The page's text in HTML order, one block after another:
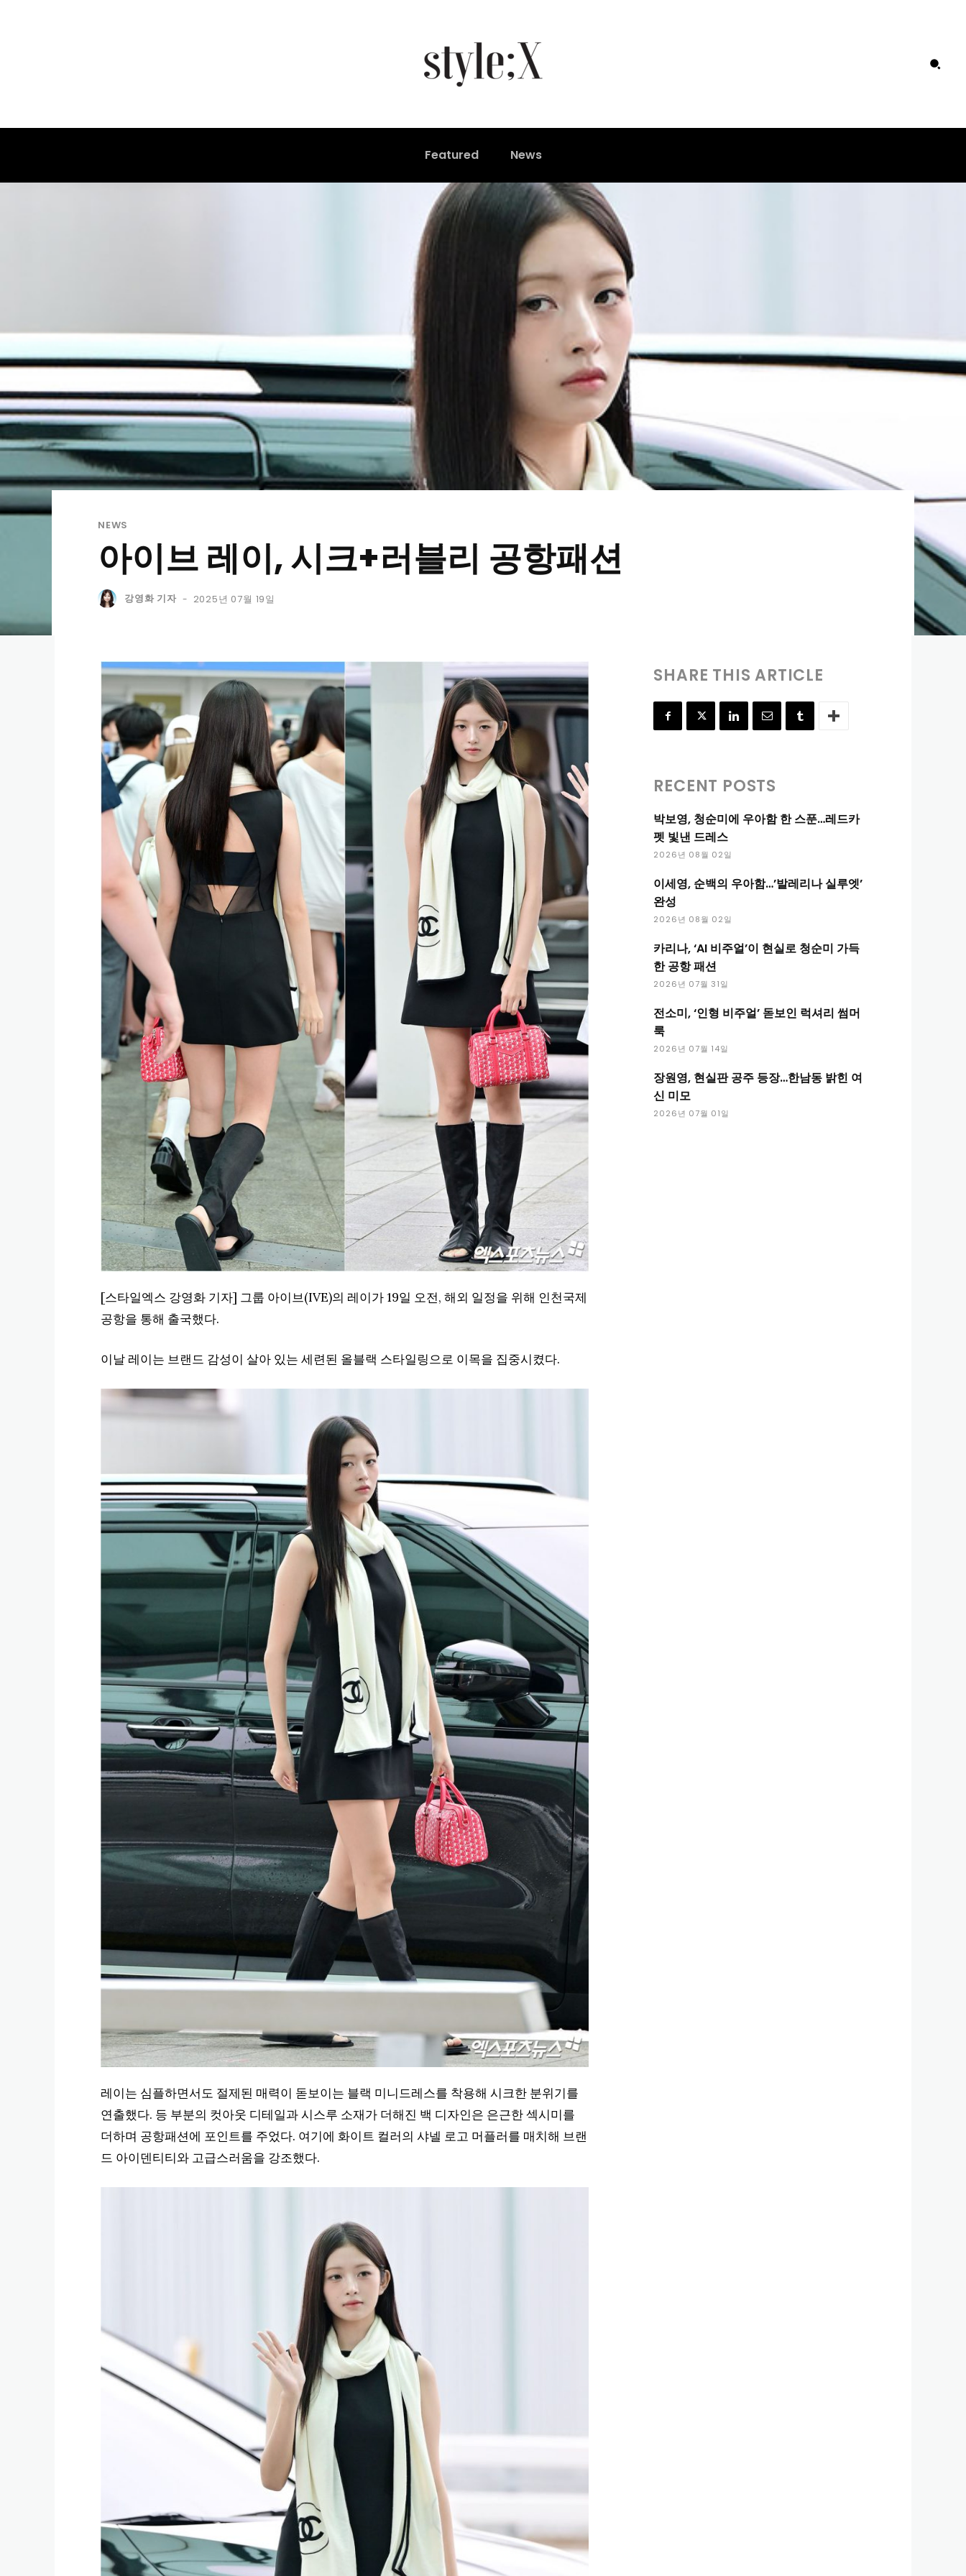
Featured News
NEWS
아이브 레이, 시크+러블리 공항패션
강영화 기자 - 2025년 07월 19일
[스타일엑스 강영화 기자] 그룹 아이브(IVE)의 레이가 19일 오전, 해외 일정을 위해 인천국제
공항을 통해 출국했다.
이날 레이는 브랜드 감성이 살아 있는 세련된 올블랙 스타일링으로 이목을 집중시켰다.
레이는 심플하면서도 절제된 매력이 돋보이는 블랙 미니드레스를 착용해 시크한 분위기를
연출했다. 등 부분의 컷아웃 디테일과 시스루 소재가 더해진 백 디자인은 은근한 섹시미를
더하며 공항패션에 포인트를 주었다. 여기에 화이트 컬러의 샤넬 로고 머플러를 매치해 브랜
드 아이덴티티와 고급스러움을 강조했다.
SHARE THIS ARTICLE
RECENT POSTS
박보영, 청순미에 우아함 한 스푼…레드카
펫 빛낸 드레스
2026년 08월 02일
이세영, 순백의 우아함…’발레리나 실루엣’
완성
2026년 08월 02일
카리나, ‘AI 비주얼’이 현실로 청순미 가득
한 공항 패션
2026년 07월 31일
전소미, ‘인형 비주얼’ 돋보인 럭셔리 썸머
룩
2026년 07월 14일
장원영, 현실판 공주 등장…한남동 밝힌 여
신 미모
2026년 07월 01일